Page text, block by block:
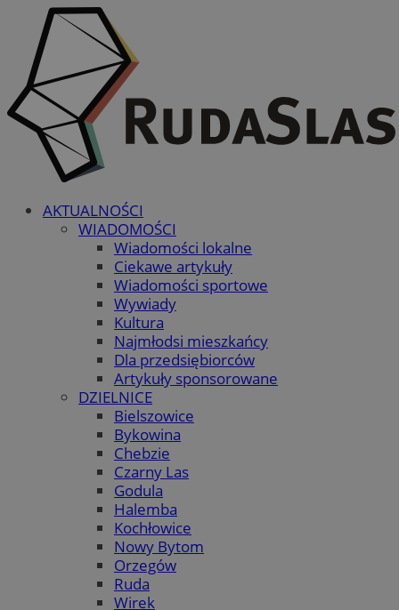
AKTUALNOŚCI
WIADOMOŚCI
Wiadomości lokalne
Ciekawe artykuły
Wiadomości sportowe
Wywiady
Kultura
Najmłodsi mieszkańcy
Dla przedsiębiorców
Artykuły sponsorowane
DZIELNICE
Bielszowice
Bykowina
Chebzie
Czarny Las
Godula
Halemba
Kochłowice
Nowy Bytom
Orzegów
Ruda
Wirek